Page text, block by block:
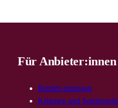
Für Anbieter:innen
Betrieb eintragen
Kriterien und Spielregeln